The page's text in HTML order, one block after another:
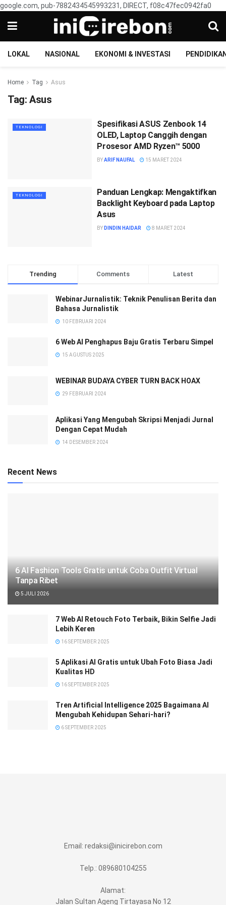
google.com, pub-7882434545993231, DIRECT, f08c47fec0942fa0
LOKAL NASIONAL EKONOMI & INVESTASI
Home Tag Asus
Tag: Asus
TEKNOLOGI
Spesifikasi ASUS Zenbook 14
OLED, Laptop Canggih dengan
Prosesor AMD Ryzen™ 5000
BYARIF NAUFAL 15 MARET 2024
TEKNOLOGI
Panduan Lengkap: Mengaktifkan
Backlight Keyboard pada Laptop
Asus
BY DINDIN HAIDAR 8 MARET 2024
Trending Comments Latest
WebinarJurnalistik: Teknik Penulisan Berita dan
Bahasa Jurnalistik
10 FEBRUARI 2024
6 Web AI Penghapus Baju Gratis Terbaru Simpel
15 AGUSTUS 2025
WEBINAR BUDAYA CYBER TURN BACK HOAX
29 FEBRUARI 2024
Aplikasi Yang Mengubah Skripsi Menjadi Jurnal
Dengan Cepat Mudah
14 DESEMBER 2024
Recent News
6 AI Fashion Tools Gratis untuk Coba Outfit Virtual
Tanpa Ribet
5 JULI 2026
7 Web AI Retouch Foto Terbaik, Bikin Selfie Jadi
Lebih Keren
16 SEPTEMBER 2025
5 Aplikasi AI Gratis untuk Ubah Foto Biasa Jadi
Kualitas HD
16 SEPTEMBER 2025
Tren Artificial Intelligence 2025 Bagaimana AI
Mengubah Kehidupan Sehari-hari?
6 SEPTEMBER 2025
Email: redaksi@inicirebon.com
Telp.: 089680104255
Alamat:
Jalan Sultan Ageng Tirtayasa No 12